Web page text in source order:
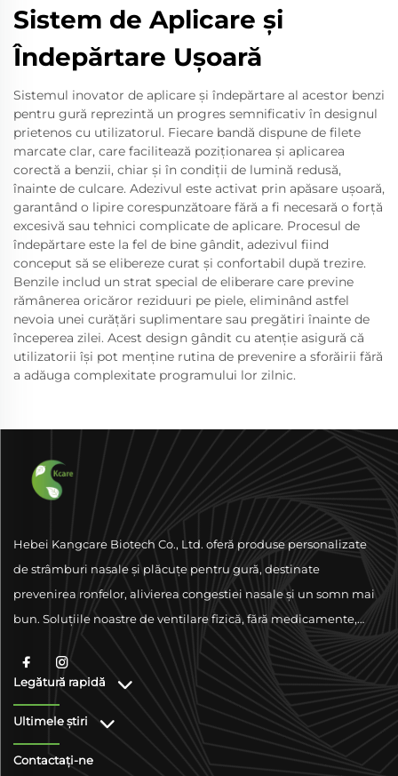
Sistem de Aplicare și
Îndepărtare Ușoară
Sistemul inovator de aplicare și îndepărtare al acestor benzi
pentru gură reprezintă un progres semnificativ în designul
prietenos cu utilizatorul. Fiecare bandă dispune de filete
marcate clar, care facilitează poziționarea și aplicarea
corectă a benzii, chiar și în condiții de lumină redusă,
înainte de culcare. Adezivul este activat prin apăsare ușoară,
garantând o lipire corespunzătoare fără a fi necesară o forță
excesivă sau tehnici complicate de aplicare. Procesul de
îndepărtare este la fel de bine gândit, adezivul fiind
conceput să se elibereze curat și confortabil după trezire.
Benzile includ un strat special de eliberare care previne
rămânerea oricăror reziduuri pe piele, eliminând astfel
nevoia unei curățări suplimentare sau pregătiri înainte de
începerea zilei. Acest design gândit cu atenție asigură că
utilizatorii își pot menține rutina de prevenire a sforăirii fără
a adăuga complexitate programului lor zilnic.
Hebei Kangcare Biotech Co., Ltd. oferă produse personalizate
de strâmburi nasale și plăcuțe pentru gură, destinate
prevenirea ronfelor, alivierea congestiei nasale și un somn mai
bun. Soluțiile noastre de ventilare fizică, fără medicamente,
materiale de calitate superioară și sprijinându-se pe
conformitate la nivel global.
Legătură rapidă
Ultimele știri
Contactați-ne